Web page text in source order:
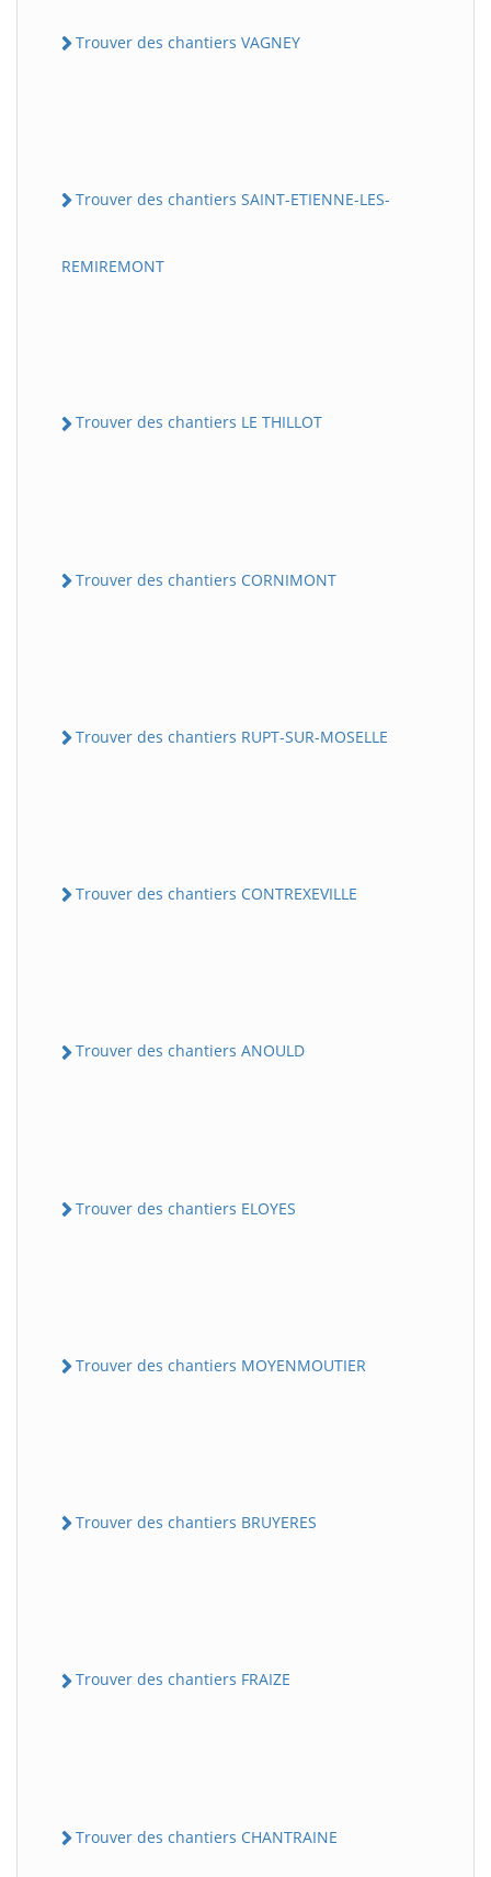
Trouver des chantiers VAGNEY
Trouver des chantiers SAINT-ETIENNE-LES-
REMIREMONT
Trouver des chantiers LE THILLOT
Trouver des chantiers CORNIMONT
Trouver des chantiers RUPT-SUR-MOSELLE
Trouver des chantiers CONTREXEVILLE
Trouver des chantiers ANOULD
Trouver des chantiers ELOYES
Trouver des chantiers MOYENMOUTIER
Trouver des chantiers BRUYERES
Trouver des chantiers FRAIZE
Trouver des chantiers CHANTRAINE